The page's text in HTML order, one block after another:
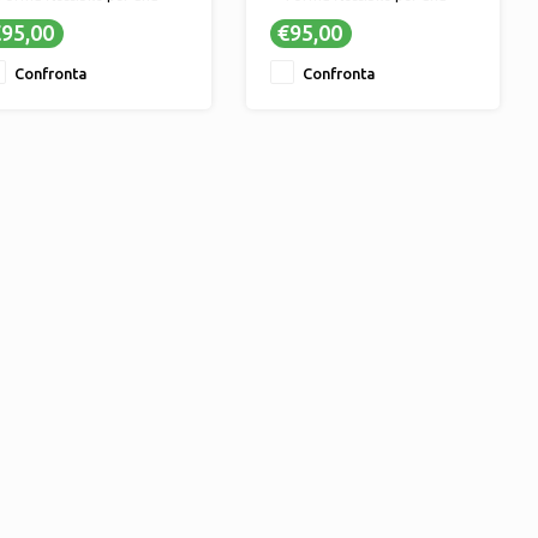
ottimale
eleganti per genitori
Confronta
vestibilità ottimale
✔ Design eleganti per genitori
€95,00
Confronta